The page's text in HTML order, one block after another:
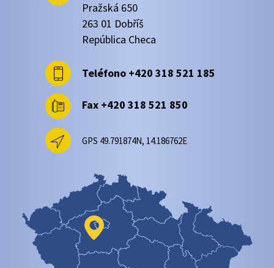
Pražská 650
263 01 Dobříš
República Checa
Teléfono +420 318 521 185
Fax +420 318 521 850
GPS 49.791874N, 14.186762E